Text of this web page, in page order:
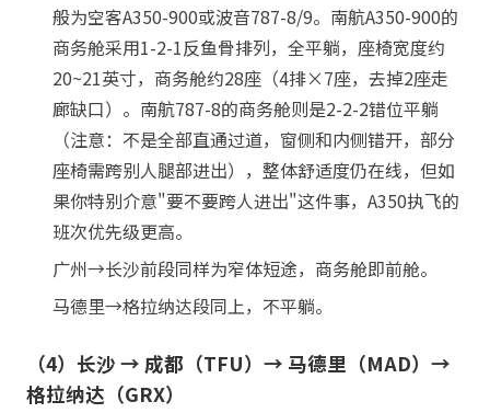
般为空客A350-900或波音787-8/9。南航A350-900的
商务舱采用1-2-1反鱼骨排列，全平躺，座椅宽度约
20~21英寸，商务舱约28座（4排×7座，去掉2座走
廊缺口）。南航787-8的商务舱则是2-2-2错位平躺
（注意：不是全部直通过道，窗侧和内侧错开，部分
座椅需跨别人腿部进出），整体舒适度仍在线，但如
果你特别介意"要不要跨人进出"这件事，A350执飞的
班次优先级更高。
广州→长沙前段同样为窄体短途，商务舱即前舱。
马德里→格拉纳达段同上，不平躺。
（4）长沙 → 成都（TFU）→ 马德里（MAD）→
格拉纳达（GRX）